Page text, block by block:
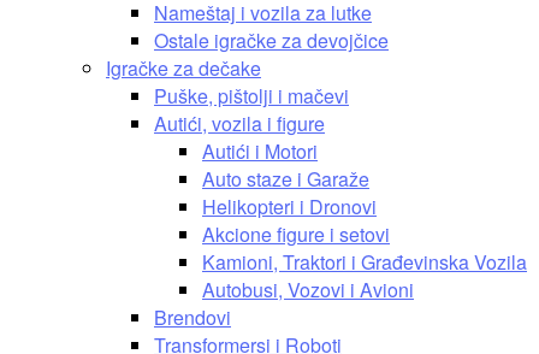
Nameštaj i vozila za lutke
Ostale igračke za devojčice
Igračke za dečake
Puške, pištolji i mačevi
Autići, vozila i figure
Autići i Motori
Auto staze i Garaže
Helikopteri i Dronovi
Akcione figure i setovi
Kamioni, Traktori i Građevinska Vozila
Autobusi, Vozovi i Avioni
Brendovi
Transformersi i Roboti